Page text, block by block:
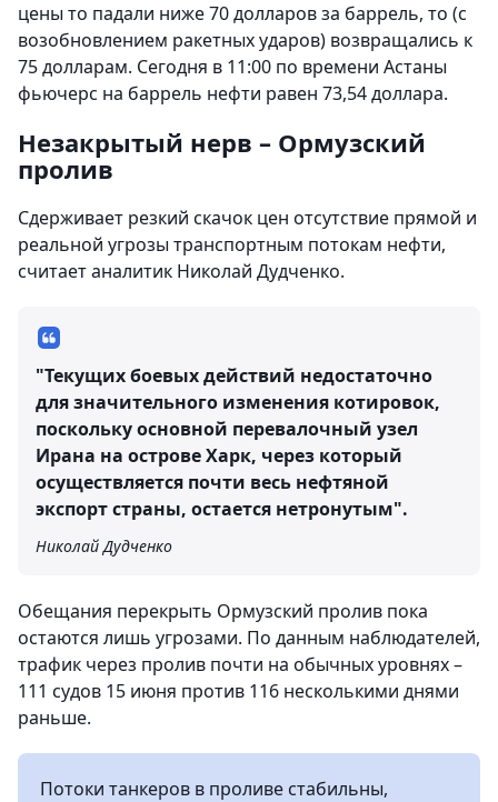
цены то падали ниже 70 долларов за баррель, то (с
возобновлением ракетных ударов) возвращались к
75 долларам. Сегодня в 11:00 по времени Астаны
фьючерс на баррель нефти равен 73,54 доллара.
Незакрытый нерв – Ормузский
пролив
Сдерживает резкий скачок цен отсутствие прямой и
реальной угрозы транспортным потокам нефти,
считает аналитик Николай Дудченко.
"Текущих боевых действий недостаточно
для значительного изменения котировок,
поскольку основной перевалочный узел
Ирана на острове Харк, через который
осуществляется почти весь нефтяной
экспорт страны, остается нетронутым".
Николай Дудченко
Обещания перекрыть Ормузский пролив пока
остаются лишь угрозами. По данным наблюдателей,
трафик через пролив почти на обычных уровнях –
111 судов 15 июня против 116 несколькими днями
раньше.
Потоки танкеров в проливе стабильны,